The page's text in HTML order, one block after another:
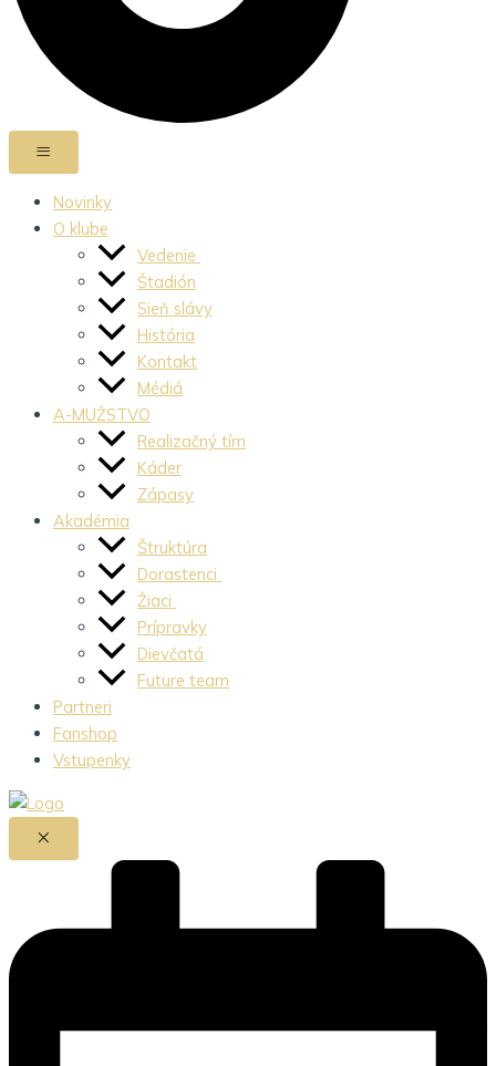
Novinky
O klube
Vedenie
Štadión
Sieň slávy
História
Kontakt
Médiá
A-MUŽSTVO
Realizačný tím
Káder
Zápasy
Akadémia
Štruktúra
Dorastenci
Žiaci
Prípravky
Dievčatá
Future team
Partneri
Fanshop
Vstupenky